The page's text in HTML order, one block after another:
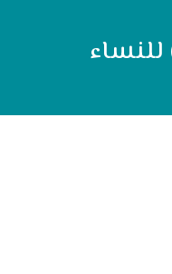
للنساء